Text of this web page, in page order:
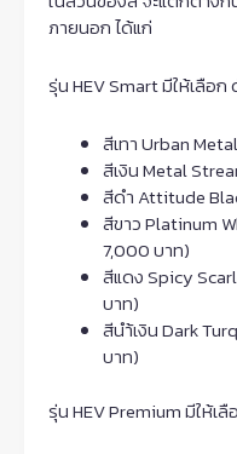
ภายนอก ได้แก่
รุ่น HEV Smart มีให้เลือก
สีเทา Urban
สีเงิน Metal
สีดำ Attitude
สีขาว Platinum
7,000 บาท)
สีแดง Spicy
บาท)
สีนำ้เงิน Dark
บาท)
รุ่น HEV Premium มีให้เ